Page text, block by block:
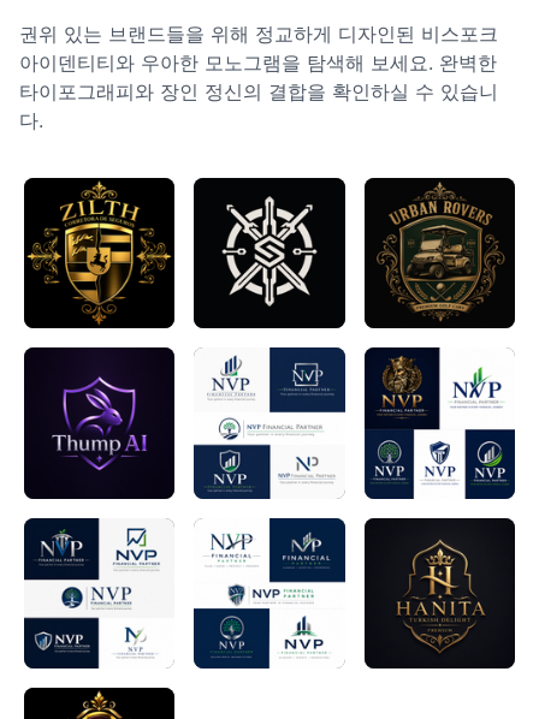
권위 있는 브랜드들을 위해 정교하게 디자인된 비스포크
아이덴티티와 우아한 모노그램을 탐색해 보세요. 완벽한
타이포그래피와 장인 정신의 결합을 확인하실 수 있습니
다.